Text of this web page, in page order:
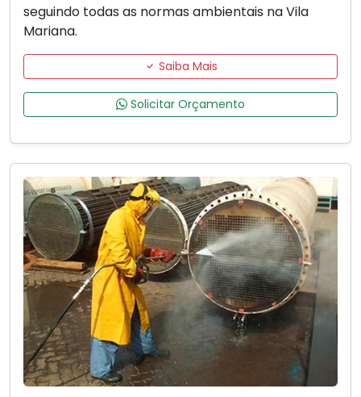
seguindo todas as normas ambientais na Vila
Mariana.
Saiba Mais
Solicitar Orçamento